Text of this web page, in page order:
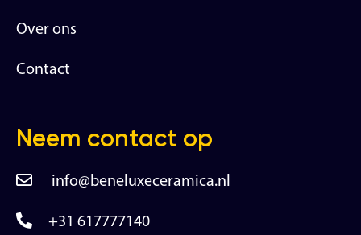
Over ons
Contact
Neem contact op
info@beneluxeceramica.nl
+31 617777140